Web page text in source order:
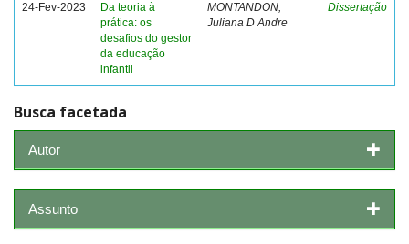
24-Fev-2023
Da teoria à
prática: os
desafios do gestor
da educação
infantil
MONTANDON,
Juliana D Andre
Dissertação
Busca facetada
Autor
Assunto